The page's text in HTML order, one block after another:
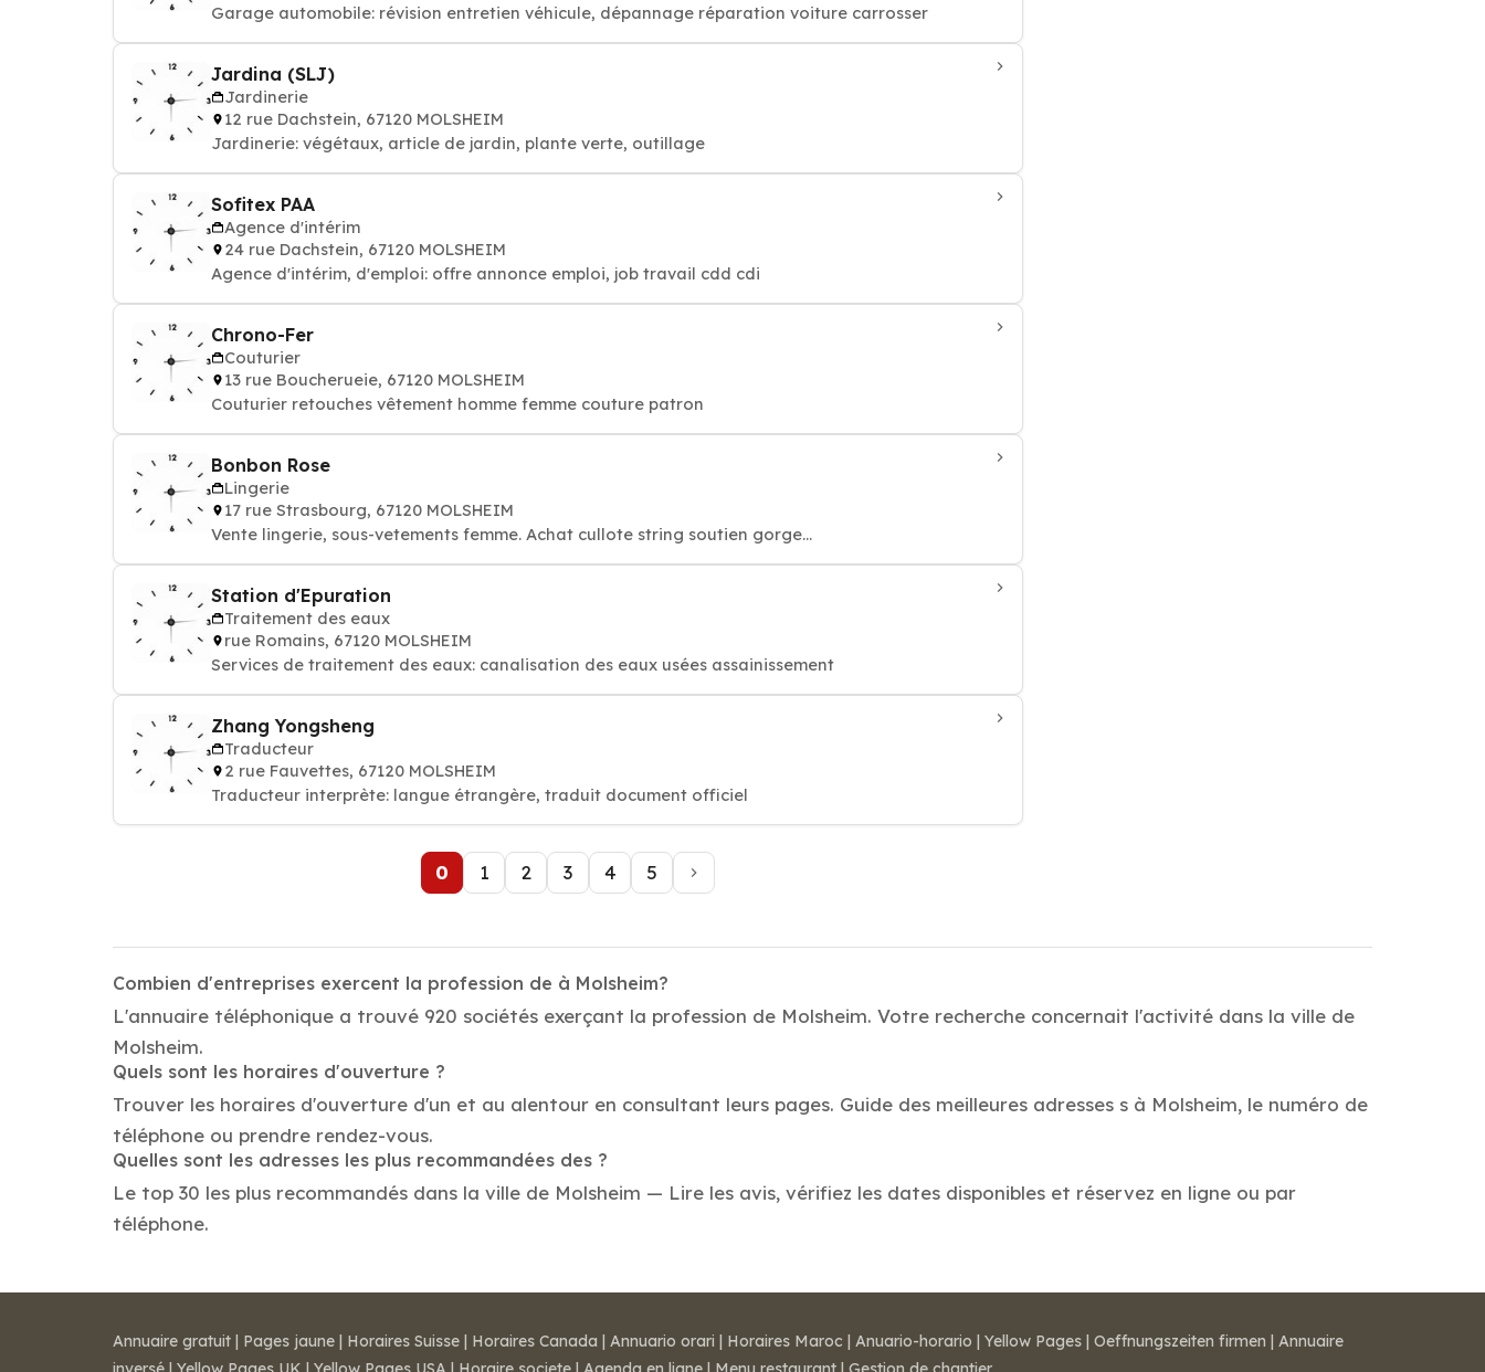
Garage automobile: révision entretien véhicule, dépannage réparation voiture carrosser
Jardina (SLJ)
Jardinerie
12 rue Dachstein, 67120 MOLSHEIM
Jardinerie: végétaux, article de jardin, plante verte, outillage
Sofitex PAA
Agence d'intérim
24 rue Dachstein, 67120 MOLSHEIM
Agence d'intérim, d'emploi: offre annonce emploi, job travail cdd cdi
Chrono-Fer
Couturier
13 rue Boucherueie, 67120 MOLSHEIM
Couturier retouches vêtement homme femme couture patron
Bonbon Rose
Lingerie
17 rue Strasbourg, 67120 MOLSHEIM
Vente lingerie, sous-vetements femme. Achat cullote string soutien gorge...
Station d'Epuration
Traitement des eaux
rue Romains, 67120 MOLSHEIM
Services de traitement des eaux: canalisation des eaux usées assainissement
Zhang Yongsheng
Traducteur
2 rue Fauvettes, 67120 MOLSHEIM
Traducteur interprète: langue étrangère, traduit document officiel
0 1 2 3 4 5
Combien d'entreprises exercent la profession de à Molsheim?
L'annuaire téléphonique a trouvé 920 sociétés exerçant la profession de Molsheim. Votre recherche concernait l'activité dans la ville de
Molsheim.
Quels sont les horaires d'ouverture ?
Trouver les horaires d'ouverture d'un et au alentour en consultant leurs pages. Guide des meilleures adresses s à Molsheim, le numéro de
téléphone ou prendre rendez-vous.
Quelles sont les adresses les plus recommandées des ?
Le top 30 les plus recommandés dans la ville de Molsheim — Lire les avis, vérifiez les dates disponibles et réservez en ligne ou par
téléphone.
Annuaire gratuit | Pages jaune | Horaires Suisse | Horaires Canada | Annuario orari | Horaires Maroc | Anuario-horario | Yellow Pages | Oeffnungszeiten firmen | Annuaire